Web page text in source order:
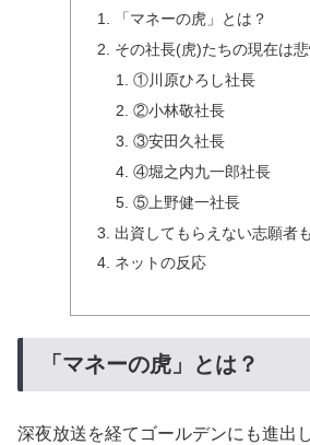
「マネーの虎」とは？
その社長(虎)たちの現在は
①川原ひろし社長
②小林敬社長
③安田久社長
④堀之内九一郎社長
⑤上野健一社長
出資してもらえない志願者
ネットの反応
「マネーの虎」とは？
深夜放送を経てゴールデンにも進出